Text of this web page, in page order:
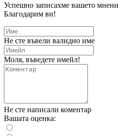
Успешно записахме вашето
Благодарим ви!
Не сте въвели валидно име
Моля, въведете имейл!
Не сте написали коментар
Вашата оценка: